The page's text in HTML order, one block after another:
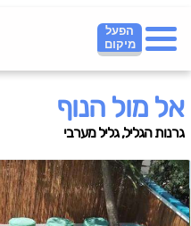
הפעל
מיקום
אל מול הנוף
גרנות הגליל, גליל מערבי